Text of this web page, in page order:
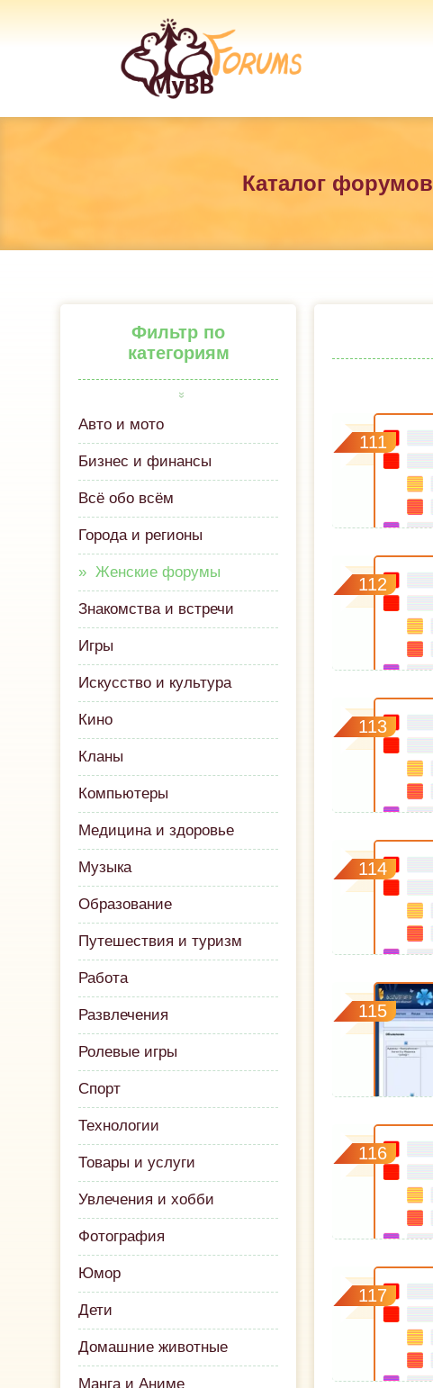
Каталог форумов
Фильтр по
категориям
Авто и мото
Бизнес и финансы
Всё обо всём
Города и регионы
Женские форумы
Знакомства и встречи
Игры
Искусство и культура
Кино
Кланы
Компьютеры
Медицина и здоровье
Музыка
Образование
Путешествия и туризм
Работа
Развлечения
Ролевые игры
Спорт
Технологии
Товары и услуги
Увлечения и хобби
Фотография
Юмор
Дети
Домашние животные
Манга и Аниме
111
112
113
114
115
116
117